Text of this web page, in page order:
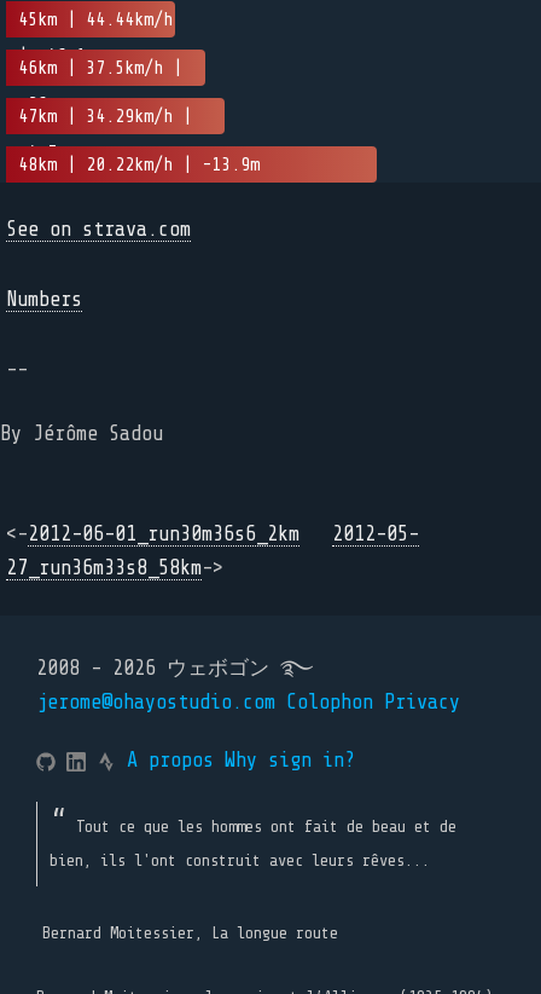
45km | 44.44km/h
| -46.1m
46km | 37.5km/h |
-26m
47km | 34.29km/h |
-4.7m
48km | 20.22km/h | -13.9m
See on strava.com
Numbers
--
By Jérôme Sadou
<-2012-06-01_run30m36s6_2km
2012-05-
27_run36m33s8_58km->
2008 - 2026 ウェボゴン ࿐
jerome@ohayostudio.com Colophon Privacy
A propos Why sign in?
Tout ce que les hommes ont fait de beau et de
bien, ils l'ont construit avec leurs rêves...
Bernard Moitessier, La longue route